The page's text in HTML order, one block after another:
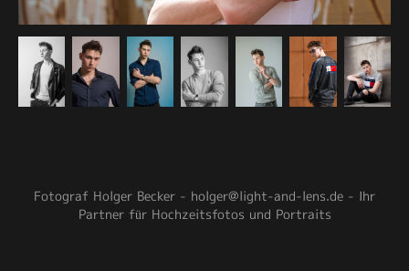
Fotograf Holger Becker - holger@light-and-lens.de - Ihr
Partner für Hochzeitsfotos und Portraits